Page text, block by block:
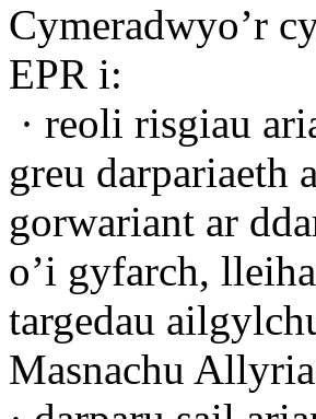
Cymeradwyo’r
EPR i:
· reoli risgiau
greu darpariaeth
gorwariant ar
o’i gyfarch,
targedau
Masnachu